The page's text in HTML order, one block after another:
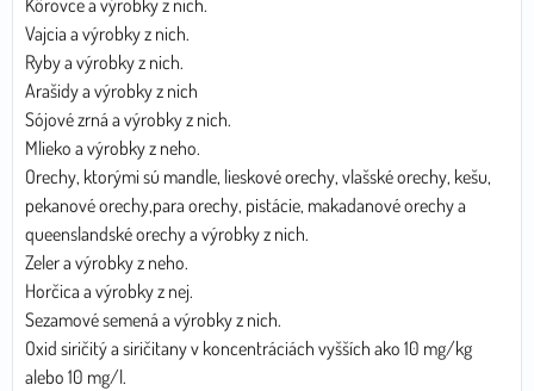
Kôrovce a výrobky z nich.
Vajcia a výrobky z nich.
Ryby a výrobky z nich.
Arašidy a výrobky z nich
Sójové zrná a výrobky z nich.
Mlieko a výrobky z neho.
Orechy, ktorými sú mandle, lieskové orechy, vlašské orechy, kešu,
pekanové orechy,para orechy, pistácie, makadanové orechy a
queenslandské orechy a výrobky z nich.
Zeler a výrobky z neho.
Horčica a výrobky z nej.
Sezamové semená a výrobky z nich.
Oxid siričitý a siričitany v koncentráciách vyšších ako 10 mg/kg
alebo 10 mg/l.